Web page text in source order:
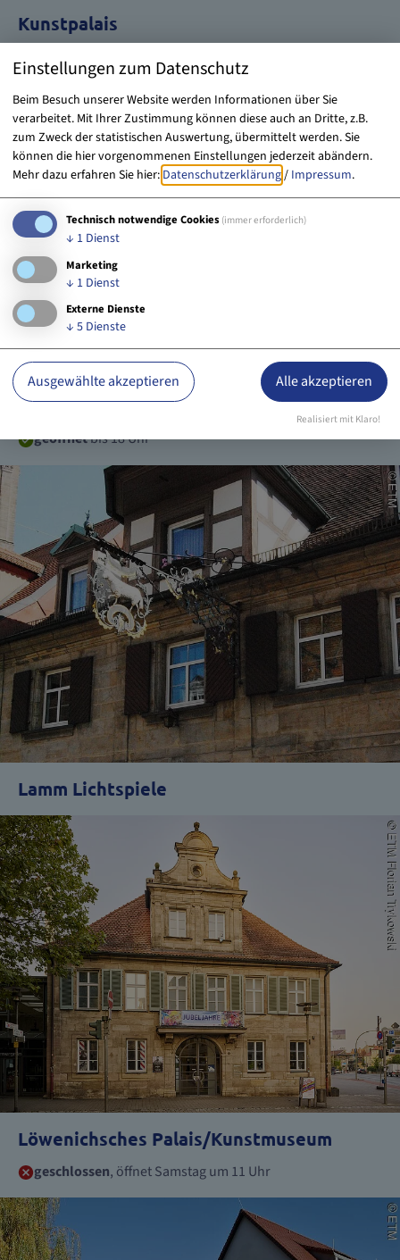
Kunstpalais
geöffnet
Kunstverein Erlangen
geöffnetbis 18 Uhr
Lamm Lichtspiele
Löwenichsches Palais/Kunstmuseum
geschlossen, öffnet Samstag um 11 Uhr
Einstellungen zum Datenschutz
Beim Besuch unserer Website werden Informationen über Sie
verarbeitet. Mit Ihrer Zustimmung können diese auch an Dritte, z.B.
zum Zweck der statistischen Auswertung, übermittelt werden. Sie
können die hier vorgenommenen Einstellungen jederzeit abändern.
Mehr dazu erfahren Sie hier: Datenschutzerklärung/ Impressum.
Technisch notwendige Cookies (immer erforderlich)
↓ 1 Dienst
Marketing
↓ 1 Dienst
Externe Dienste
↓ 5 Dienste
Ausgewählte akzeptieren Alle akzeptieren
Realisiert mit Klaro!